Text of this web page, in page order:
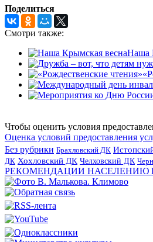
Поделиться
Смотри также:
Наша
Чтобы оценить условия
Оценка условий предоставления
Без рубрики Брахловский ДК
ДК Хохловский ДК Челховский ДК
РЕКОМЕНДАЦИИ НАСЕЛЕНИЮ